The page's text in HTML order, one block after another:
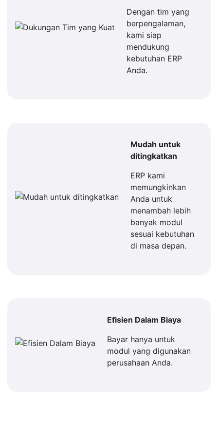
Dengan tim yang
berpengalaman,
kami siap
mendukung
kebutuhan ERP
Anda.
Mudah untuk
ditingkatkan
ERP kami
memungkinkan
Anda untuk
menambah lebih
banyak modul
sesuai kebutuhan
di masa depan.
Efisien Dalam Biaya
Bayar hanya untuk
modul yang digunakan
perusahaan Anda.